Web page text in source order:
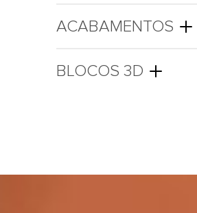
ACABAMENTOS
BLOCOS 3D